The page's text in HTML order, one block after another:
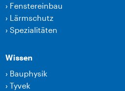
› Fenstereinbau
› Lärmschutz
›Spezialitäten
Wissen
› Bauphysik
›Tyvek